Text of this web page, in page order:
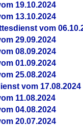
19.10.2024
13.10.2024
vom
29.09.2024
08.09.2024
01.09.2024
25.08.2024
vom 17.08.2024
11.08.2024
04.08.2024
20.07.2024